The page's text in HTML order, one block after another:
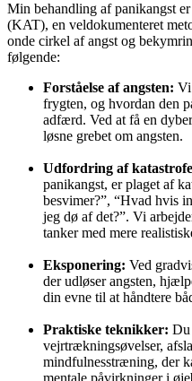
Min behandling af panikangst
(KAT), en veldokumenteret
onde cirkel af angst og
følgende:
Forståelse af angsten: Vi
frygten, og hvordan den
adfærd. Ved at få en
løsne grebet om angsten.
Udfordring af
panikangst, er plaget af
besvimer?”, “Hvad hvis
jeg dø af det?”. Vi
tanker med mere
Eksponering: Ved
der udløser angsten,
din evne til at håndtere
Praktiske teknikker:
vejrtrækningsøvelser,
mindfulnesstræning, der
mentale påvirkninger i